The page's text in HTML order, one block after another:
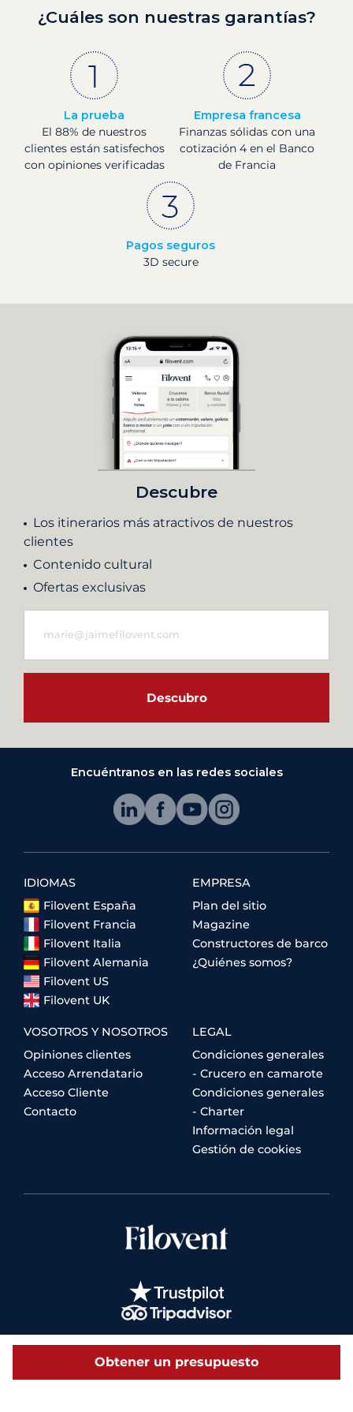
Obtener un presupuesto
¿Cuáles son nuestras garantías?
La prueba
El 88% de nuestros
clientes están satisfechos
con opiniones verificadas
Empresa francesa
Finanzas sólidas con una
cotización 4 en el Banco
de Francia
Pagos seguros
3D secure
Descubre
Los itinerarios más atractivos de nuestros
clientes
Contenido cultural
Ofertas exclusivas
Descubro
Encuéntranos en las redes sociales
IDIOMAS
Filovent España
Filovent Francia
Filovent Italia
Filovent Alemania
Filovent US
Filovent UK
EMPRESA
Plan del sitio
Magazine
Constructores de barco
¿Quiénes somos?
VOSOTROS Y NOSOTROS
Opiniones clientes
Acceso Arrendatario
Acceso Cliente
Contacto
LEGAL
Condiciones generales
- Crucero en camarote
Condiciones generales
- Charter
Información legal
Gestión de cookies
© 2026 Filovent